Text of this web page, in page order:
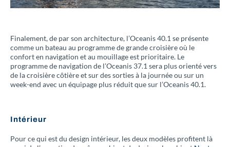
Finalement, de par son architecture, l’Oceanis 40.1 se présente
comme un bateau au programme de grande croisière où le
confort en navigation et au mouillage est prioritaire. Le
programme de navigation de l’Oceanis 37.1 sera plus orienté vers
de la croisière côtière et sur des sorties à la journée ou sur un
week-end avec un équipage plus réduit que sur l’Oceanis 40.1.
Intérieur
Pour ce qui est du design intérieur, les deux modèles profitent là